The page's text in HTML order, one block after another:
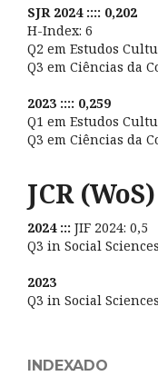
SJR 2024 :::: 0,202
H-Index: 6
Q2 em Estudos
Q3 em Ciências da
2023 :::: 0,259
Q1 em Estudos
Q3 em Ciências da
JCR (WoS)
2024 ::: JIF 2024: 0,5
Q3 in Social
2023
Q3 in Social
INDEXADO